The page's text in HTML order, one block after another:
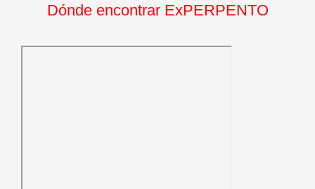
Dónde encontrar ExPERPENTO